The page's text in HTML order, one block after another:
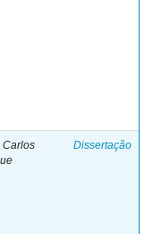
Carlos
Dissertação